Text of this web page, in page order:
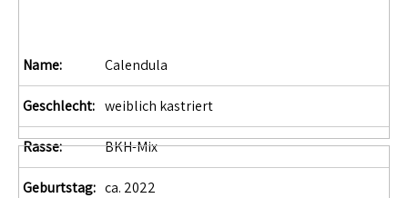
Name: Calendula
Geschlecht: weiblich kastriert
Rasse: BKH-Mix
Geburtstag: ca. 2022